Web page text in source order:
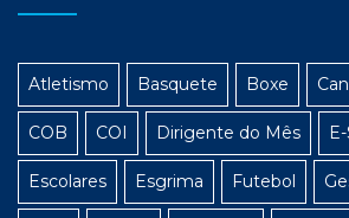
Atletismo Basquete Boxe
COB COI Dirigente do Mês
Escolares Esgrima Futebol